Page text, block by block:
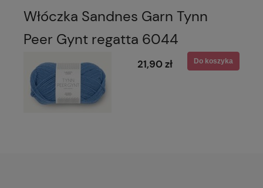
Włóczka Sandnes Garn Tynn
Peer Gynt regatta 6044
21,90 zł Do koszyka